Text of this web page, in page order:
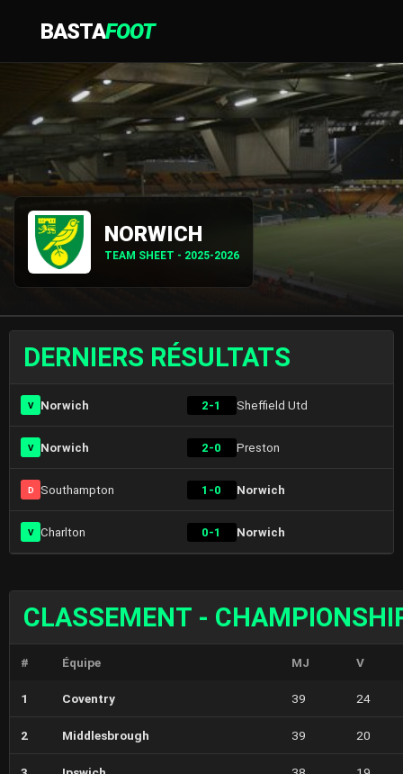
BASTAFOOT
NORWICH
TEAM SHEET - 2025-2026
DERNIERS RÉSULTATS
V Norwich 2-1 Sheffield Utd
V Norwich 2-0 Preston
D Southampton 1-0 Norwich
V Charlton 0-1 Norwich
CLASSEMENT -
# Équipe MJ V
1 Coventry 39 24
2 Middlesbrough 39 20